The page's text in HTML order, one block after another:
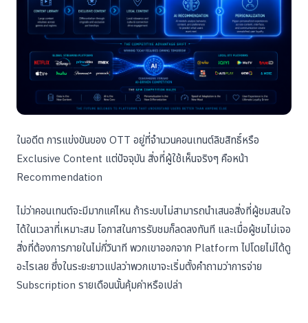
ในอดีต การแข่งขันของ OTT อยู่ที่จำนวนคอนเทนต์ลิขสิทธิ์หรือ
Exclusive Content แต่ปัจจุบัน สิ่งที่ผู้ใช้เห็นจริงๆ คือหน้า
Recommendation
ไม่ว่าคอนเทนต์จะมีมากแค่ไหน ถ้าระบบไม่สามารถนำเสนอสิ่งที่ผู้ชมสนใจ
ได้ในเวลาที่เหมาะสม โอกาสในการรับชมก็ลดลงทันที และเมื่อผู้ชมไม่เจอ
สิ่งที่ต้องการภายในไม่กี่วินาที พวกเขาออกจาก Platform ไปโดยไม่ได้ดู
อะไรเลย ซึ่งในระยะยาวแปลว่าพวกเขาจะเริ่มตั้งคำถามว่าการจ่าย
Subscription รายเดือนนั้นคุ้มค่าหรือเปล่า